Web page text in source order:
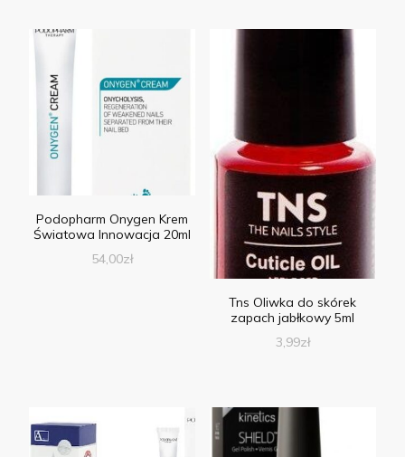
Podopharm Onygen Krem
Światowa Innowacja 20ml
54,00zł
Tns Oliwka do skórek
zapach jabłkowy 5ml
3,99zł